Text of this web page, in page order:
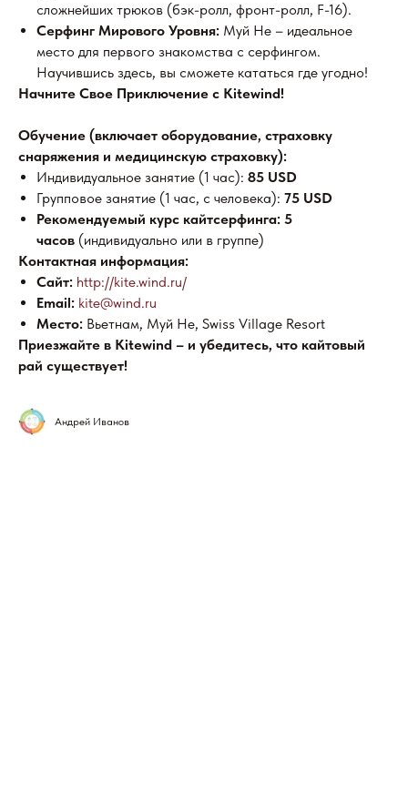
сложнейших трюков (бэк-ролл, фронт-ролл, F-16).
Серфинг Мирового Уровня: Муй Не – идеальное
место для первого знакомства с серфингом.
Научившись здесь, вы сможете кататься где угодно!
Начните Свое Приключение с Kitewind!
Обучение (включает оборудование, страховку
снаряжения и медицинскую страховку):
Индивидуальное занятие (1 час): 85 USD
Групповое занятие (1 час, с человека): 75 USD
Рекомендуемый курс кайтсерфинга: 5
часов (индивидуально или в группе)
Контактная информация:
Сайт: http://kite.wind.ru/
Email: kite@wind.ru
Место: Вьетнам, Муй Не, Swiss Village Resort
Приезжайте в Kitewind – и убедитесь, что кайтовый
рай существует!
Андрей Иванов